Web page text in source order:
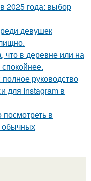
2025 года: выбор
девушек
что в деревне или на
руководство
для Instagram в
в
обычных